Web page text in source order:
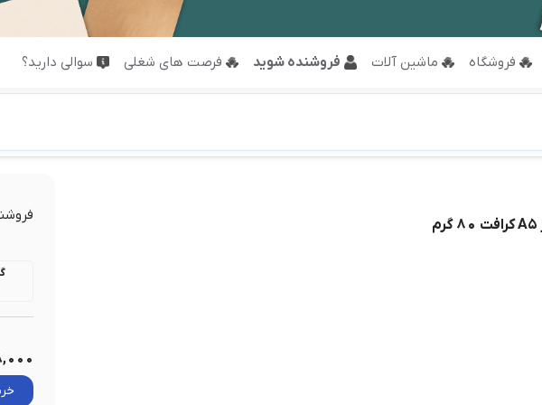
فروشگاه ماشین آلات فروشنده شوید فرصت های شغلی سوالی دارید؟